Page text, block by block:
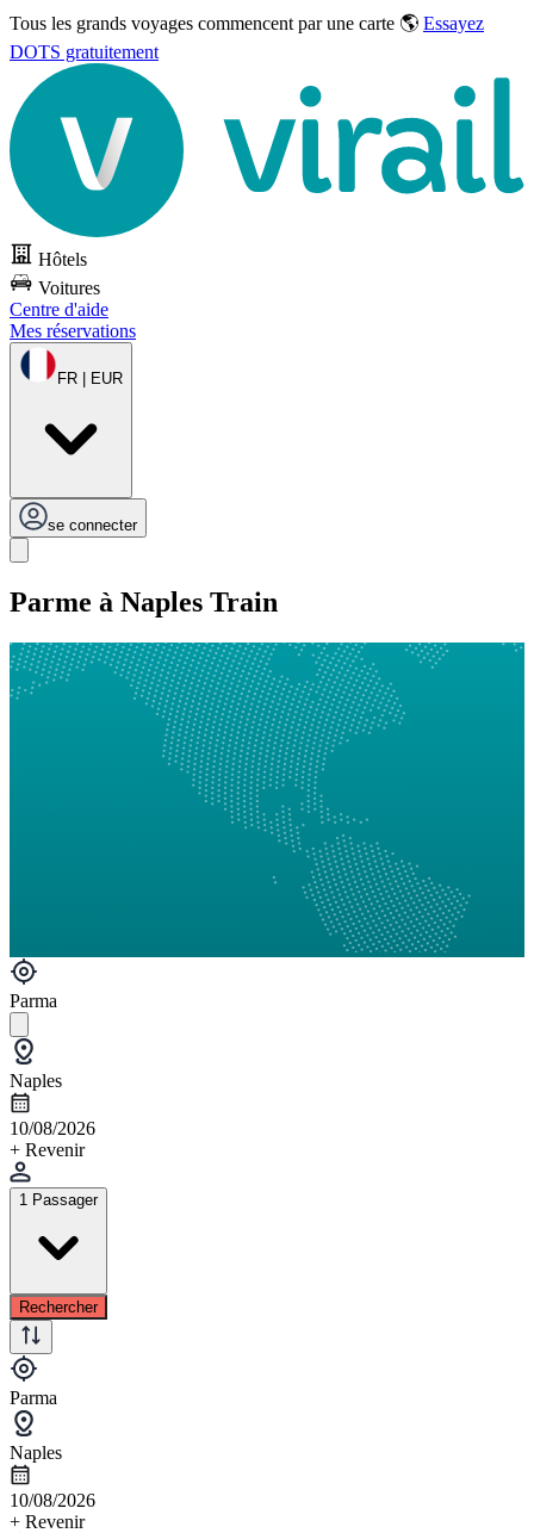
Tous les grands voyages commencent par une carte 🌎 Essayez
DOTS gratuitement
Hôtels
Voitures
Centre d'aide
Mes réservations
FR | EUR
se connecter
Parme à Naples Train
Parma
Naples
10/08/2026
+ Revenir
1 Passager
Rechercher
Parma
Naples
10/08/2026
+ Revenir